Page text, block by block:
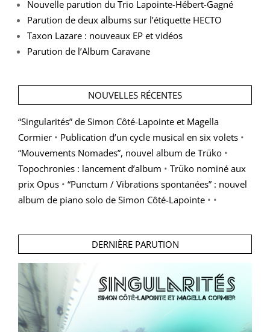
Nouvelle parution du Trio Lapointe-Hébert-Gagné
Parution de deux albums sur l’étiquette HECTO
Taxon Lazare : nouveaux EP et vidéos
Parution de l’Album Caravane
NOUVELLES RÉCENTES
“Singularités” de Simon Côté-Lapointe et Magella
Cormier • Publication d’un cycle musical en six volets •
“Mouvements Nomades”, nouvel album de Trüko •
Topochronies : lancement d’album • Trüko nominé aux
prix Opus • “Punctum / Vibrations spontanées” : nouvel
album de piano solo de Simon Côté-Lapointe • •
DERNIÈRE PARUTION